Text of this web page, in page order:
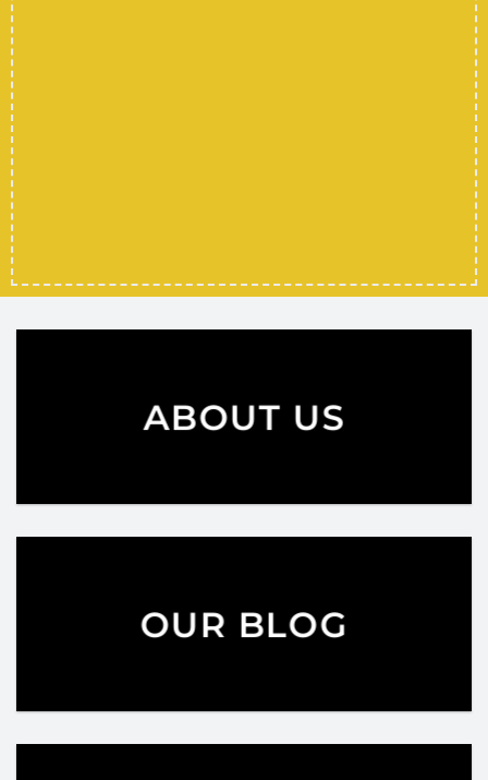
ABOUT US
OUR BLOG